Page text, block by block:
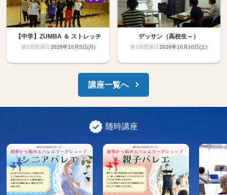
【中学】ZUMBA ＆ ストレッチ
2026年10月5日(月)
デッサン（高校生～）
2026年10月10日(土)
講座一覧へ
随時講座